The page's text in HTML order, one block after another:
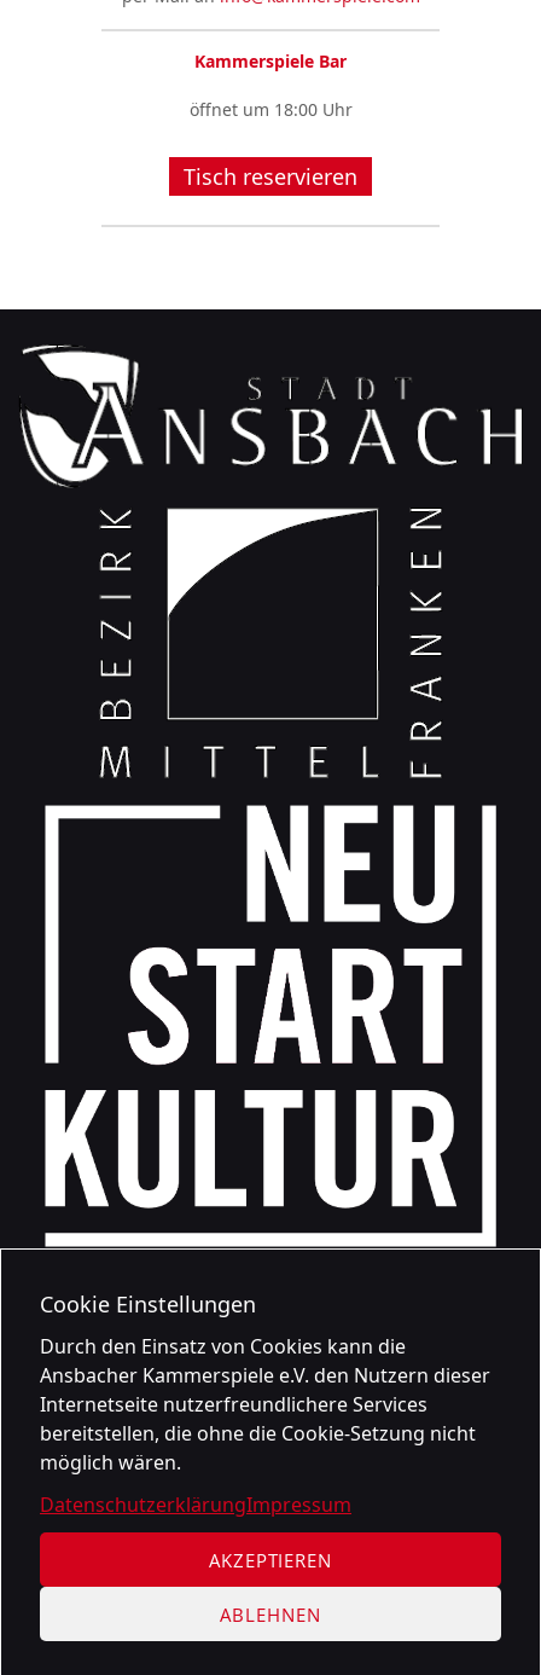
Cookie Einstellungen
Durch den Einsatz von Cookies kann die
Ansbacher Kammerspiele e.V. den Nutzern dieser
Internetseite nutzerfreundlichere Services
bereitstellen, die ohne die Cookie-Setzung nicht
möglich wären.
AKZEPTIEREN
ABLEHNEN
DatenschutzerklärungImpressum
Kammerspiele Bar
öffnet um 18:00 Uhr
Tisch reservieren
Datenschutzerklärung